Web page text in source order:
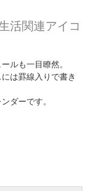
活関連アイコ
ルも一目瞭然。
は罫線入りで書き
ダーです。